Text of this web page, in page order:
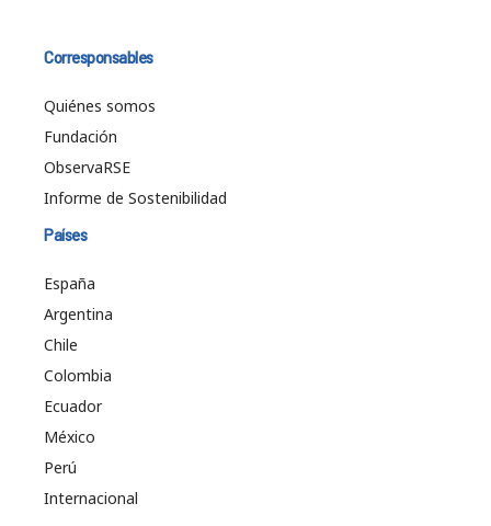
Corresponsables
Quiénes somos
Fundación
ObservaRSE
Informe de Sostenibilidad
Países
España
Argentina
Chile
Colombia
Ecuador
México
Perú
Internacional